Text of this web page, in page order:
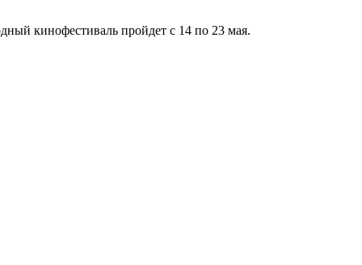
кинофестиваль пройдет с 14 по 23 мая.